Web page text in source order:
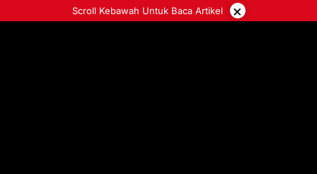
ke
Scroll Kebawah Untuk Baca Artikel ×